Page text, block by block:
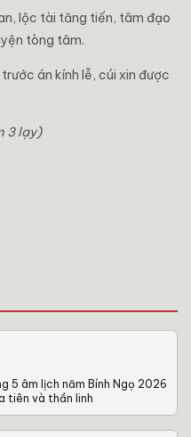
lộc tài tăng tiến, tâm đạo
tòng tâm.
án kính lễ, cúi xin được
3 lạy)
5 âm lịch năm Bính Ngọ 2026
tiên và thần linh